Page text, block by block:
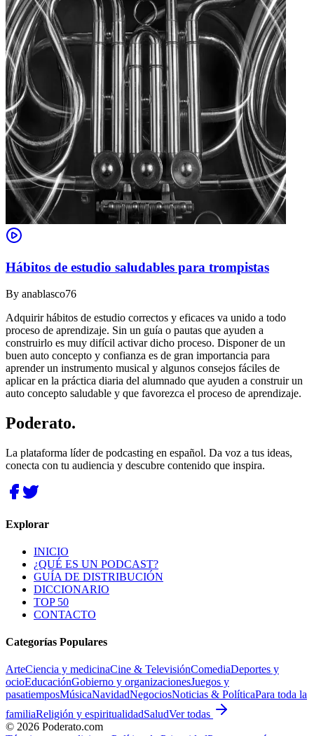
Hábitos de estudio saludables para trompistas
By anablasco76
Adquirir hábitos de estudio correctos y eficaces va unido a todo
proceso de aprendizaje. Sin un guía o pautas que ayuden a
construirlo es muy difícil activar dicho proceso. Disponer de un
buen auto concepto y confianza es de gran importancia para
aprender un instrumento musical y algunos consejos fáciles de
aplicar en la práctica diaria del alumnado que ayuden a construir un
auto concepto saludable y que favorezca el proceso de aprendizaje.
Poderato.
La plataforma líder de podcasting en español. Da voz a tus ideas,
conecta con tu audiencia y descubre contenido que inspira.
Explorar
INICIO
¿QUÉ ES UN PODCAST?
GUÍA DE DISTRIBUCIÓN
DICCIONARIO
TOP 50
CONTACTO
Categorías Populares
ArteCiencia y medicinaCine & TelevisiónComediaDeportes y
ocioEducaciónGobierno y organizacionesJuegos y
pasatiemposMúsicaNavidadNegociosNoticias & PolíticaPara toda la
familiaReligión y espiritualidadSaludVer todas
© 2026 Poderato.com